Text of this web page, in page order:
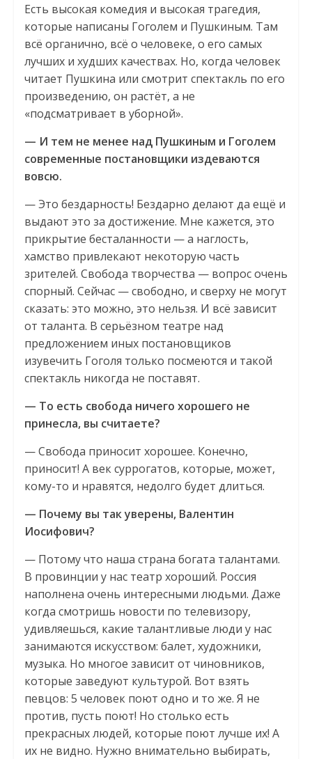
Есть высокая комедия и высокая трагедия,
которые написаны Гоголем и Пушкиным. Там
всё органично, всё о человеке, о его самых
лучших и худших качествах. Но, когда человек
читает Пушкина или смотрит спектакль по его
произведению, он растёт, а не
«подсматривает в уборной».
— И тем не менее над Пушкиным и Гоголем
современные постановщики издеваются
вовсю.
— Это бездарность! Бездарно делают да ещё и
выдают это за достижение. Мне кажется, это
прикрытие бесталанности — а наглость,
хамство привлекают некоторую часть
зрителей. Свобода творчества — вопрос очень
спорный. Сейчас — свободно, и сверху не могут
сказать: это можно, это нельзя. И всё зависит
от таланта. В серьёзном театре над
предложением иных постановщиков
изувечить Гоголя только посмеются и такой
спектакль никогда не поставят.
— То есть свобода ничего хорошего не
принесла, вы считаете?
— Свобода приносит хорошее. Конечно,
приносит! А век суррогатов, которые, может,
кому-то и нравятся, недолго будет длиться.
— Почему вы так уверены, В­алентин
Иосифович?
— Потому что наша страна богата талантами.
В провинции у нас театр хороший. Россия
наполнена очень интересными людьми. Даже
когда смотришь новости по телевизору,
удивляешься, какие талантливые люди у нас
занимаются искусством: балет, художники,
музыка. Но многое зависит от чиновников,
которые заведуют культурой. Вот взять
певцов: 5 человек поют одно и то же. Я не
против, пусть поют! Но столько есть
прекрасных людей, которые поют лучше их! А
их не видно. Нужно внимательно выбирать,